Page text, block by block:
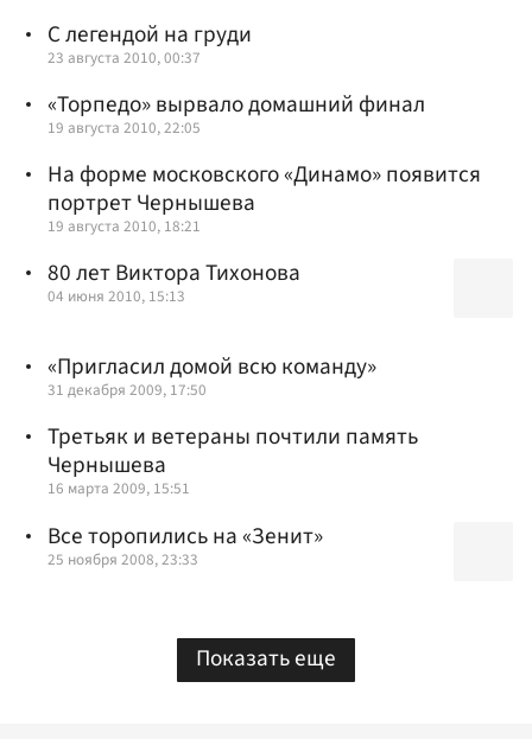
С легендой на груди
23 августа 2010, 00:37
«Торпедо» вырвало домашний финал
19 августа 2010, 22:05
На форме московского «Динамо» появится
портрет Чернышева
19 августа 2010, 18:21
80 лет Виктора Тихонова
04 июня 2010, 15:13
«Пригласил домой всю команду»
31 декабря 2009, 17:50
Третьяк и ветераны почтили память
Чернышева
16 марта 2009, 15:51
Все торопились на «Зенит»
25 ноября 2008, 23:33
Показать еще